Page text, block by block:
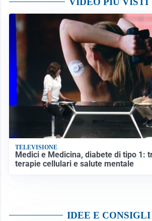
TELEVISIONE
Medici e Medicina, diabete di tipo 1:
terapie cellulari e salute mentale
IDEE E CONSIGLI